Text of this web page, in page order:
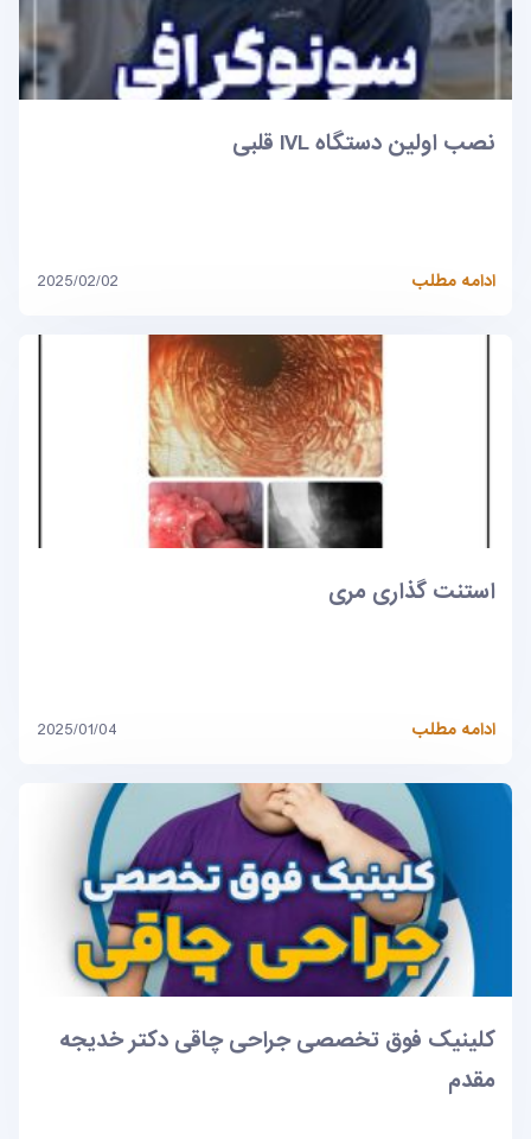
نصب اولین دستگاه IVL قلبی
ادامه مطلب 2025/02/02
استنت گذاری مری
ادامه مطلب 2025/01/04
کلینیک فوق تخصصی جراحی چاقی دکتر خدیجه
مقدم